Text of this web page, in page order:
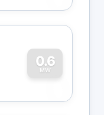
0.6
MW
0